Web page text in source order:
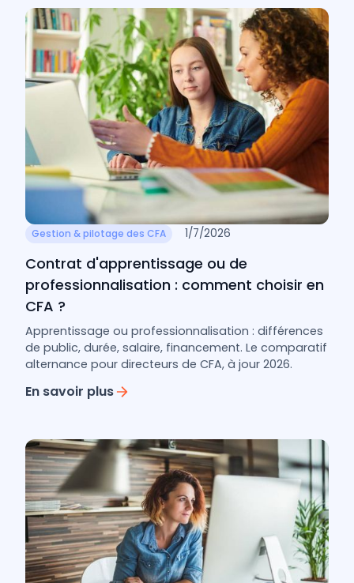
Gestion & pilotage des CFA 1/7/2026
Contrat d'apprentissage ou de
professionnalisation : comment choisir en
CFA ?
Apprentissage ou professionnalisation : différences
de public, durée, salaire, financement. Le comparatif
alternance pour directeurs de CFA, à jour 2026.
En savoir plus